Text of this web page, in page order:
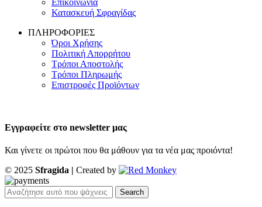
Κατασκευή Σφραγίδας
ΠΛΗΡΟΦΟΡΙΕΣ
Όροι Χρήσης
Πολιτική Απορρήτου
Τρόποι Αποστολής
Τρόποι Πληρωμής
Επιστροφές Προϊόντων
Εγγραφείτε στο newsletter μας
Και γίνετε οι πρώτοι που θα μάθουν για τα νέα μας προιόντα!
© 2025 Sfragida | Created by
Search